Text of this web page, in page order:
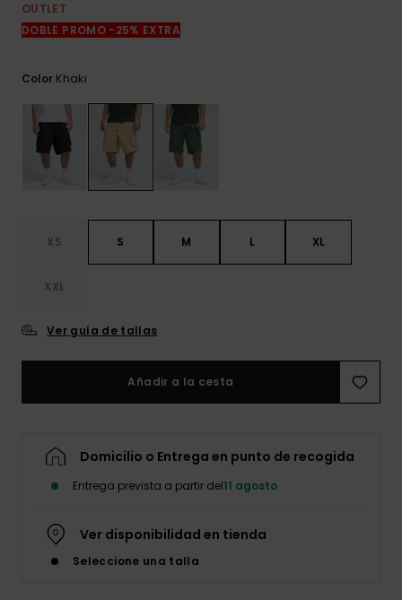
formulario de
contacto.
OUTLET
DOBLE PROMO -25% EXTRA
Color Khaki
XS S M L XL
XXL
Ver guía de tallas
Añadir a la cesta
Domicilio o Entrega en punto de recogida
Entrega prevista a partir del11 agosto
Ver disponibilidad en tienda
Seleccione una talla